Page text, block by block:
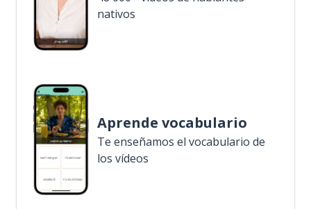
nativos
Aprende vocabulario
Te enseñamos el vocabulario de
los vídeos